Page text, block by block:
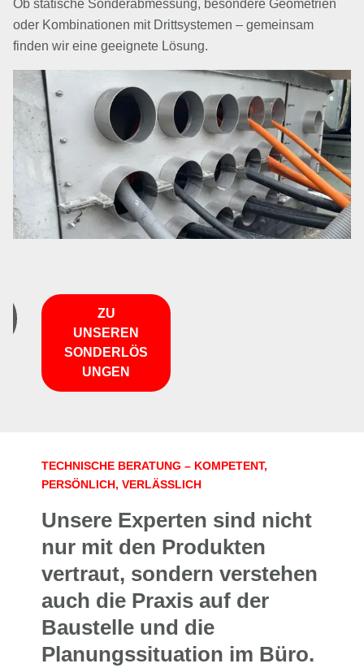
Ob statische Sonderabmessung, besondere Geometrien
oder Kombinationen mit Drittsystemen – gemeinsam
finden wir eine geeignete Lösung.
ZU
UNSEREN
SONDERLÖS
UNGEN
TECHNISCHE BERATUNG – KOMPETENT,
PERSÖNLICH, VERLÄSSLICH
Unsere Experten sind nicht
nur mit den Produkten
vertraut, sondern verstehen
auch die Praxis auf der
Baustelle und die
Planungssituation im Büro.